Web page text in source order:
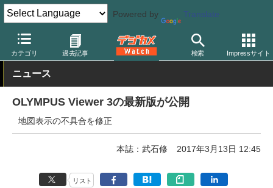
Powered by Translate
カテゴリ 過去記事 検索 Impressサイト
デジカメ Watch PC/モバイル関連 アプリ/ソフトウェア オリン
ニュース
OLYMPUS Viewer 3の最新版が公開
地図表示の不具合を修正
本誌：武石修 2017年3月13日 12:45
リスト